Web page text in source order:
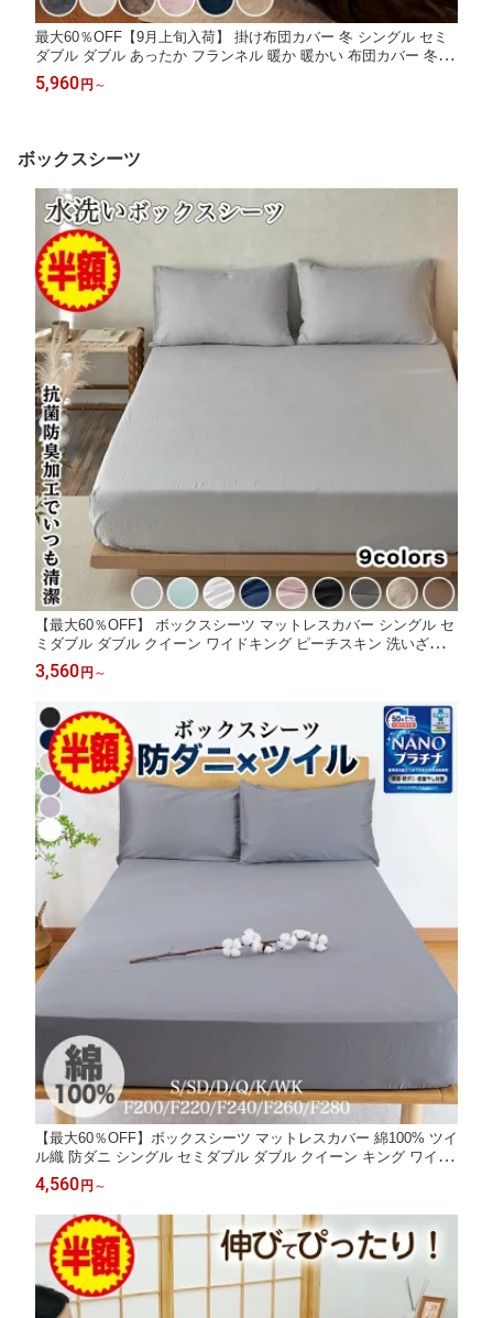
最大60％OFF【9月上旬入荷】 掛け布団カバー 冬 シングル セミ
ダブル ダブル あったか フランネル 暖か 暖かい 布団カバー 冬用
毛布 厚手 毛布いらず 羽毛布団カバー 掛布団カバー 掛けふとんカ
バー かけふとんかばー かけ布団カバー 毛布にもなる ふとんかば
5,960円 ～
ボックスシーツ
【最大60％OFF】 ボックスシーツ マットレスカバー シングル セ
ミダブル ダブル クイーン ワイドキング ピーチスキン 洗いざらし
柔らかい オールシーズン シーツ 秋冬用 かわいい 丸洗い ベッド
シーツ ベッドカバー マットレスシーツ マットカバー
3,560円 ～
【最大60％OFF】ボックスシーツ マットレスカバー 綿100% ツイ
ル織 防ダニ シングル セミダブル ダブル クイーン キング ワイド
キング ファミリー 200 220 240 280 2台 ベッドカバー コットン
シーツ 綿 ベッドシーツ 高密度 オールシーズン 通年 夏用
4,560円 ～